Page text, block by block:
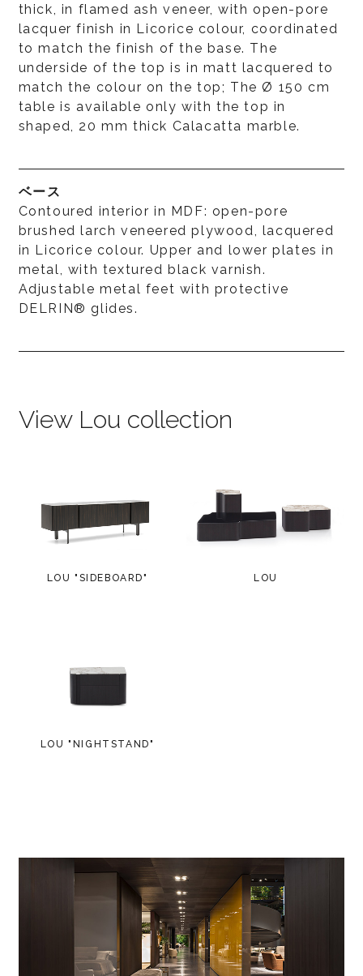
thick, in flamed ash veneer, with open-pore
lacquer finish in Licorice colour, coordinated
to match the finish of the base. The
underside of the top is in matt lacquered to
match the colour on the top; The Ø 150 cm
table is available only with the top in
shaped, 20 mm thick Calacatta marble.
ベース
Contoured interior in MDF: open-pore
brushed larch veneered plywood, lacquered
in Licorice colour. Upper and lower plates in
metal, with textured black varnish.
Adjustable metal feet with protective
DELRIN® glides.
View Lou collection
LOU "SIDEBOARD" LOU
LOU "NIGHTSTAND"